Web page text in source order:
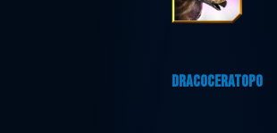
DRACOCERATOPO